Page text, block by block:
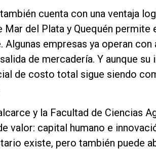
cuenta con una ventaja
Mar del Plata y Quequén
Algunas empresas ya operan con
de mercadería. Y aunque
de costo total sigue siendo
y la Facultad de Ciencias
valor: capital humano e
existe, pero también puede